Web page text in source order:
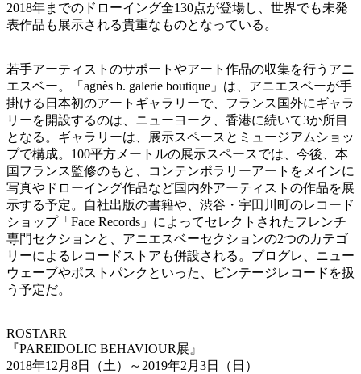
2018年までのドローイング全130点が登場し、世界でも未発
表作品も展示される貴重なものとなっている。
若手アーティストのサポートやアート作品の収集を行うアニ
エスベー。「agnès b. galerie boutique」は、アニエスベーが手
掛ける日本初のアートギャラリーで、フランス国外にギャラ
リーを開設するのは、ニューヨーク、香港に続いて3か所目
となる。ギャラリーは、展示スペースとミュージアムショッ
プで構成。100平方メートルの展示スペースでは、今後、本
国フランス監修のもと、コンテンポラリーアートをメインに
写真やドローイング作品など国内外アーティストの作品を展
示する予定。自社出版の書籍や、渋谷・宇田川町のレコード
ショップ「Face Records」によってセレクトされたフレンチ
専門セクションと、アニエスベーセクションの2つのカテゴ
リーによるレコードストアも併設される。プログレ、ニュー
ウェーブやポストパンクといった、ビンテージレコードを扱
う予定だ。
ROSTARR
『PAREIDOLIC BEHAVIOUR展』
2018年12月8日（土）～2019年2月3日（日）